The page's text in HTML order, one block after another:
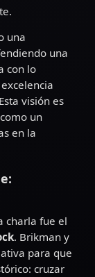
una
una
con lo
visión es
un
en la
charla fue el
. Brikman y
para que
cruzar